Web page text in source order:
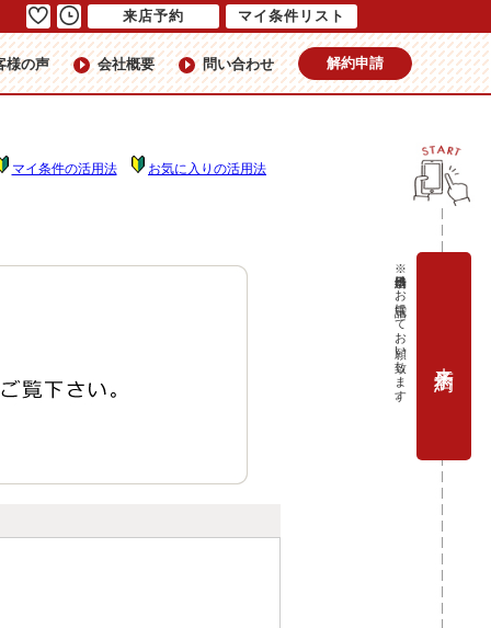
様の声 会社概要 問い合わせ 解約申請
マイ条件の活用法 お気に入りの活用法
来店予約 マイ条件リスト
※当日予約はお電話にてお願い致します。